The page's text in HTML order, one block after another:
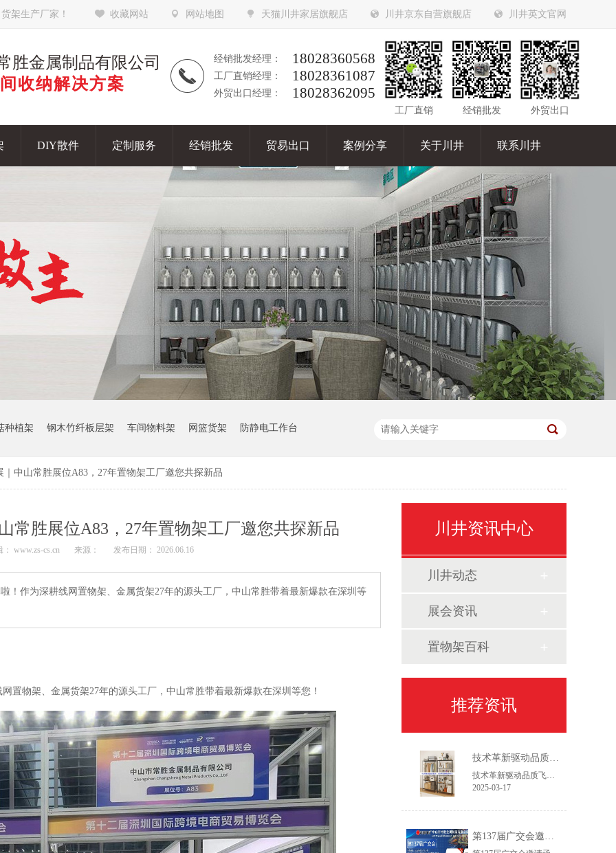
收藏网站 网站地图 天猫川井家居旗舰店 川井京东自营旗舰店 川井英文官网
架生产厂家！
经销批发经理： 18028360568
工厂直销经理： 18028361087
外贸出口经理： 18028362095
胜金属制品有限公司
收纳解决方案
工厂直销 经销批发 外贸出口
DIY散件 定制服务 经销批发 贸易出口 案例分享 关于川井 联系川井
种植架 钢木竹纤板层架 车间物料架 网篮货架 防静电工作台
中山常胜展位A83，27年置物架工厂邀您共探新品
常胜展位A83，27年置物架工厂邀您共探新品
： www.zs-cs.cn 来源： 发布日期： 2026.06.16
作为深耕线网置物架、金属货架27年的源头工厂，中山常胜带着最新爆款在深圳等
物架、金属货架27年的源头工厂，中山常胜带着最新爆款在深圳等您！
川井资讯中心
川井动态
展会资讯
置物架百科
推荐资讯
技术革新驱动品质飞跃——2025新一代设备赋能线网货架智造升级
技术革新驱动品质飞跃——2025新一代设备赋能线网货架智造升级作为专注线网货架领域的生产服务商，我们始终践行"以客户为主，以创新促发展"的经营理念。通过持续优化生产工艺流程和产品结构设计，我们致力于为客户提供更具市场竞争力的仓储解决方案，在保证产品精工品质的同时，实现交付周期缩短30%以上，助力客户快速开拓新兴市场。
2025-03-17
第137届广交会邀请函